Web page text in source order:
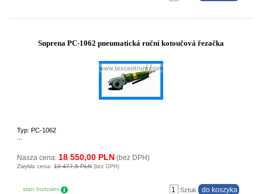
Suprena PC-1062 pneumatická ruční kotoučová řezačka
Typ: PC-1062
Nasza cena: 18 550,00 PLN (bez DPH)
Zwykła cena: 19 477,5 PLN (bez DPH)
stan hurtowni Sztuk